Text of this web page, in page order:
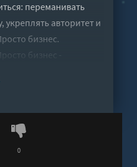
переманивать
авторитет и
бизнес.
бизнес -
0